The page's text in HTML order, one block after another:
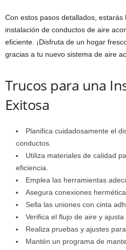
Con estos pasos detallados,
instalación de conductos de aire
eficiente. ¡Disfruta de un hogar
gracias a tu nuevo sistema de aire
Trucos para una
Exitosa
Planifica cuidadosamente el
conductos.
Utiliza materiales de calidad
eficiencia.
Emplea las herramientas
Asegura conexiones
Sella las uniones con cinta
Verifica el flujo de aire y ajusta
Realiza pruebas y ajustes
Mantén un programa de